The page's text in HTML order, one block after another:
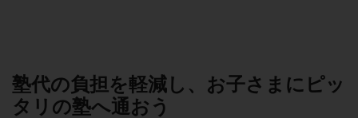
塾代の負担を軽減し、お子さまにピッ
タリの塾へ通おう